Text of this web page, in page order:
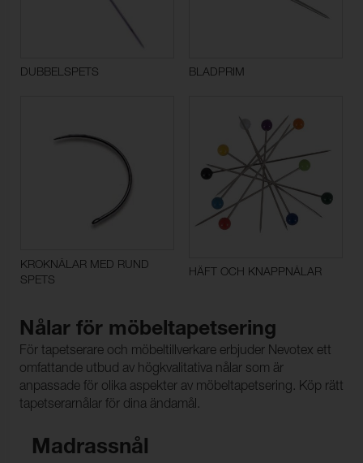
DUBBELSPETS BLADPRIM
KROKNÅLAR MED RUND
SPETS
HÄFT OCH KNAPPNÅLAR
Nålar för möbeltapetsering
För tapetserare och möbeltillverkare erbjuder Nevotex ett
omfattande utbud av högkvalitativa nålar som är
anpassade för olika aspekter av möbeltapetsering. Köp rätt
tapetserarnålar för dina ändamål.
Madrassnål